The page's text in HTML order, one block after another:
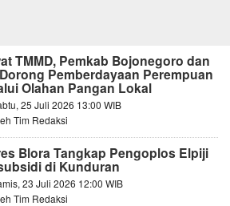
TMMD, Pemkab Bojonegoro dan
Pemberdayaan Perempuan
Olahan Pangan Lokal
25 Juli 2026 13:00 WIB
Tim Redaksi
Blora Tangkap Pengoplos Elpiji
di Kunduran
23 Juli 2026 12:00 WIB
Tim Redaksi